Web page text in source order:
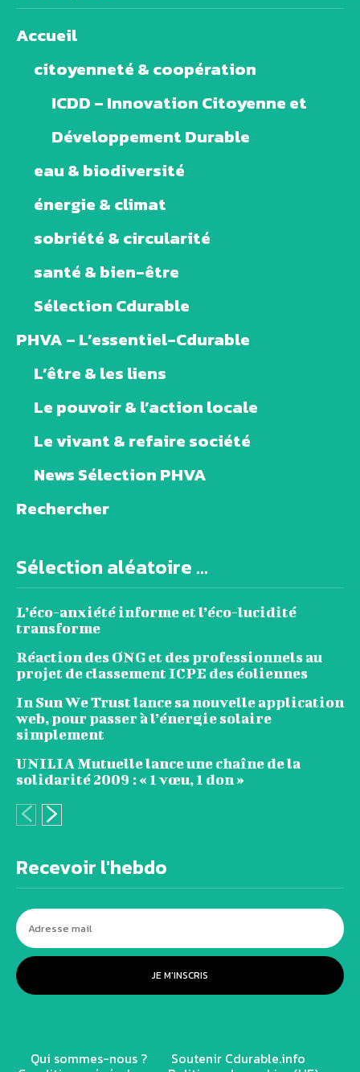
Accueil
citoyenneté & coopération
ICDD – Innovation Citoyenne et
Développement Durable
eau & biodiversité
énergie & climat
sobriété & circularité
santé & bien-être
Sélection Cdurable
PHVA – L’essentiel-Cdurable
L’être & les liens
Le pouvoir & l’action locale
Le vivant & refaire société
News Sélection PHVA
Rechercher
Sélection aléatoire ...
L’éco-anxiété informe et l’éco-lucidité
transforme
Réaction des ONG et des professionnels au
projet de classement ICPE des éoliennes
In Sun We Trust lance sa nouvelle application
web, pour passer à l’énergie solaire
simplement
UNILIA Mutuelle lance une chaîne de la
solidarité 2009 : « 1 vœu, 1 don »
Recevoir l'hebdo
JE M'INSCRIS
Qui sommes-nous ? Soutenir Cdurable.info